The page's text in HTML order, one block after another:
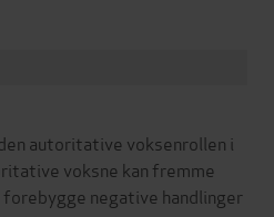
autoritative voksenrollen i
voksne kan fremme
negative handlinger